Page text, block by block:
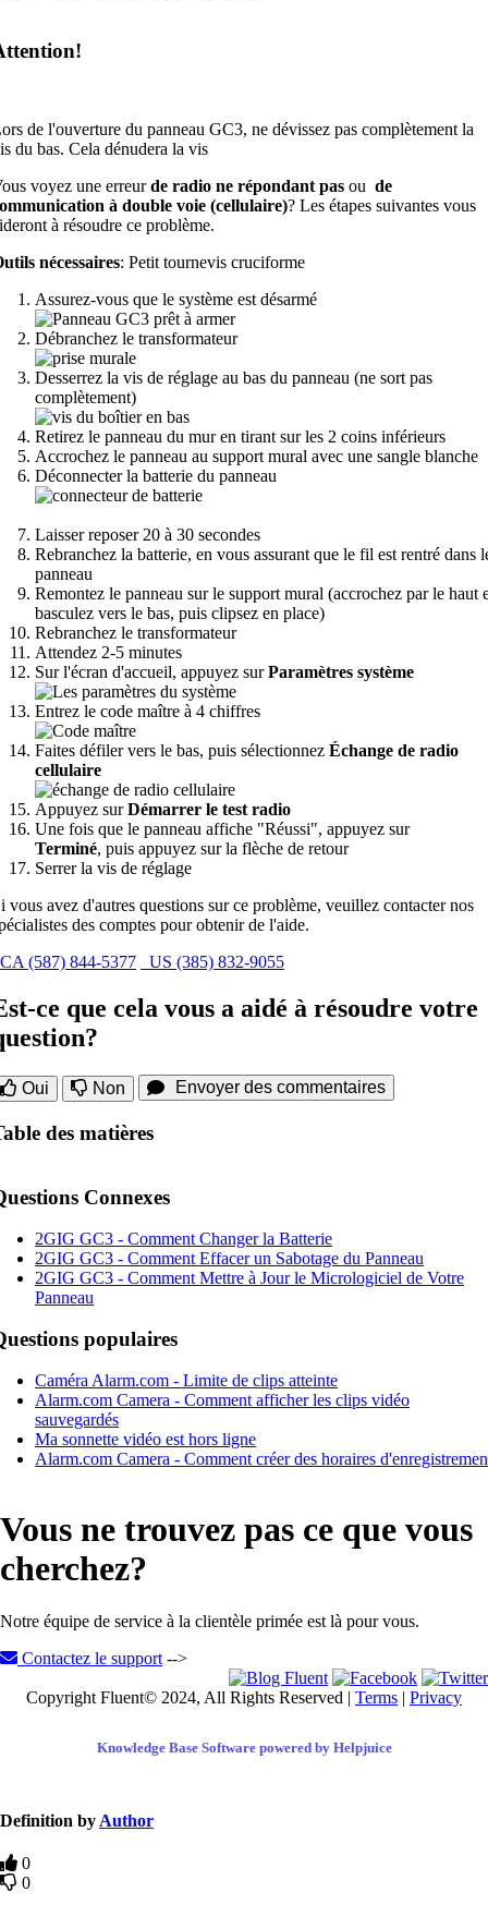
de l'ouverture du panneau GC3, ne dévissez pas complètement la
du bas. Cela dénudera la vis
voyez une erreurde radio ne répondant pas ou de
à double voie (cellulaire)? Les étapes suivantes vous
à résoudre ce problème.
nécessaires: Petit tournevis cruciforme
Assurez-vous que le système est désarmé
Débranchez le transformateur
Desserrez la vis de réglage au bas du panneau (ne sort pas
complètement)
Retirez le panneau du mur en tirant sur les 2 coins inférieurs
Accrochez le panneau au support mural avec une sangle blanche
Déconnecter la batterie du panneau
Laisser reposer 20 à 30 secondes
Rebranchez la batterie, en vous assurant que le fil est rentré dans
panneau
Remontez le panneau sur le support mural (accrochez par le haut
basculez vers le bas, puis clipsez en place)
Rebranchez le transformateur
Attendez 2-5 minutes
Sur l'écran d'accueil, appuyez surParamètres système
Entrez le code maître à 4 chiffres
Faites défiler vers le bas, puis sélectionnez Échange de radio
cellulaire
Appuyez surDémarrer le test radio
Une fois que le panneau affiche "Réussi", appuyez sur
Terminé, puis appuyez sur la flèche de retour
Serrer la vis de réglage
vous avez d'autres questions sur ce problème, veuillez contacter nos
des comptes pour obtenir de l'aide.
(587) 844-5377
US (385) 832-9055
ce que cela vous a aidé à résoudre votre
Oui Non Envoyer des commentaires
des matières
Connexes
2GIG GC3 - Comment Changer la Batterie
2GIG GC3 - Comment Effacer un Sabotage du Panneau
2GIG GC3 - Comment Mettre à Jour le Micrologiciel de Votre
Panneau
populaires
Caméra Alarm.com - Limite de clips atteinte
Alarm.com Camera - Comment afficher les clips vidéo
sauvegardés
Ma sonnette vidéo est hors ligne
Alarm.com Camera - Comment créer des horaires
Vous ne trouvez pas ce que vous
cherchez?
Notre équipe de service à la clientèle primée est là pour vous.
Contactez le support -->
Copyright Fluent© 2024, All Rights Reserved | Terms | Privacy
Knowledge Base Software powered by Helpjuice
Definition by Author
0
0